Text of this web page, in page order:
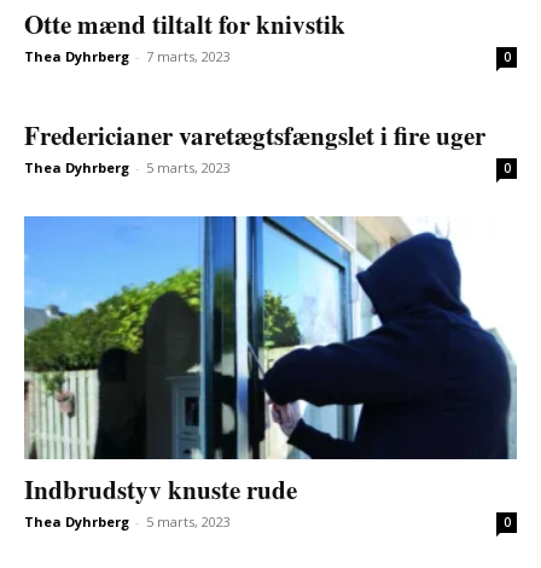
Otte mænd tiltalt for knivstik
Thea Dyhrberg - 7 marts, 2023 0
Fredericianer varetægtsfængslet i fire uger
Thea Dyhrberg - 5 marts, 2023 0
Indbrudstyv knuste rude
Thea Dyhrberg - 5 marts, 2023 0